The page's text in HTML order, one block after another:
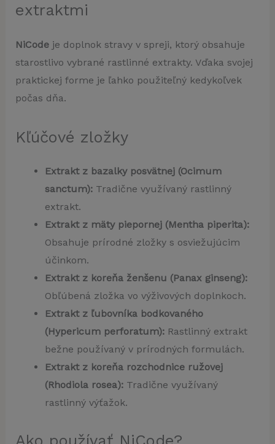
extraktmi
NiCodeje doplnok stravy v spreji, ktorý obsahuje
starostlivo vybrané rastlinné extrakty. Vďaka svojej
praktickej forme je ľahko použiteľný kedykoľvek
počas dňa.
Kľúčové zložky
Extrakt z bazalky posvätnej (Ocimum
sanctum):Tradične využívaný rastlinný
extrakt.
Extrakt z mäty piepornej (Mentha piperita):
Obsahuje prírodné zložky s osviežujúcim
účinkom.
Extrakt z koreňa ženšenu (Panax ginseng):
Obľúbená zložka vo výživových doplnkoch.
Extrakt z ľubovníka bodkovaného
(Hypericum perforatum):Rastlinný extrakt
bežne používaný v prírodných formulách.
Extrakt z koreňa rozchodnice ružovej
(Rhodiola rosea):Tradične využívaný
rastlinný výťažok.